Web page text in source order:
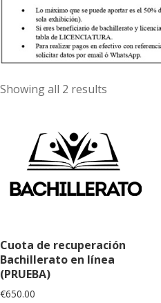
Showing all 2 results
Cuota de recuperación
Bachillerato en línea
(PRUEBA)
€650.00